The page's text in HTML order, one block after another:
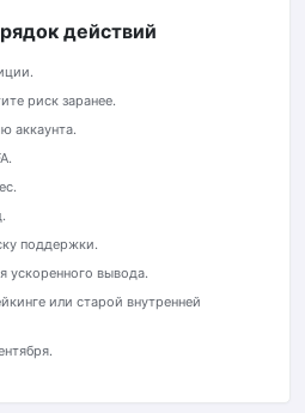
действий
риск заранее.
аккаунта.
поддержки.
ускоренного вывода.
или старой внутренней